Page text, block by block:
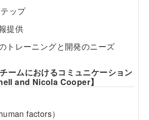
ップ
提供
レーニングと開発のニーズ
ムにおけるコミュニケーション
and Nicola Cooper】
factors）